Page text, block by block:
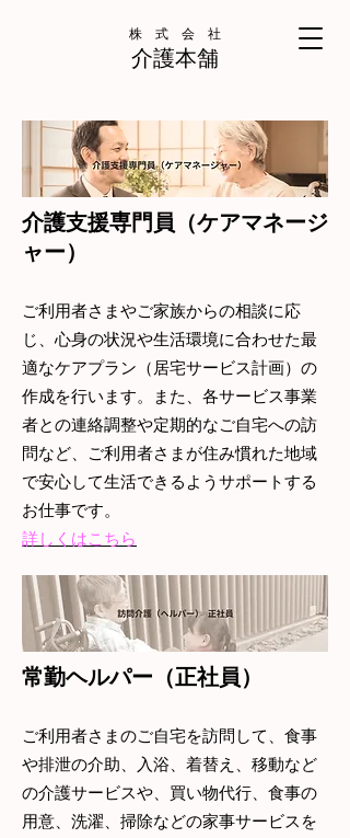
株 式 会 社
介護本舗
介護支援専門員（ケアマネージ
ャー）
ご利用者さまやご家族からの相談に応
じ、心身の状況や生活環境に合わせた最
適なケアプラン（居宅サービス計画）の
作成を行います。また、各サービス事業
者との連絡調整や定期的なご自宅への訪
問など、ご利用者さまが住み慣れた地域
で安心して生活できるようサポートする
お仕事です。
詳しくはこちら
常勤ヘルパー（正社員）
ご利用者さまのご自宅を訪問して、食事
や排泄の介助、入浴、着替え、移動など
の介護サービスや、買い物代行、食事の
用意、洗濯、掃除などの家事サービスを